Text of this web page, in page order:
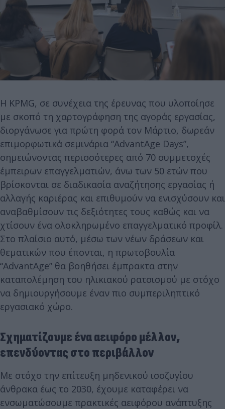
Η KPMG, σε συνέχεια της έρευνας που υλοποίησε
με σκοπό τη χαρτογράφηση της αγοράς εργασίας,
διοργάνωσε για πρώτη φορά τον Μάρτιο, δωρεάν
επιμορφωτικά σεμινάρια “AdvantAge Days”,
σημειώνοντας περισσότερες από 70 συμμετοχές
έμπειρων επαγγελματιών, άνω των 50 ετών που
βρίσκονται σε διαδικασία αναζήτησης εργασίας ή
αλλαγής καριέρας και επιθυμούν να ενισχύσουν και
αναβαθμίσουν τις δεξιότητες τους καθώς και να
χτίσουν ένα ολοκληρωμένο επαγγελματικό προφίλ.
Στο πλαίσιο αυτό, μέσω των νέων δράσεων και
θεματικών που έπονται, η πρωτοβουλία
“AdvantAge” θα βοηθήσει έμπρακτα στην
καταπολέμηση του ηλικιακού ρατσισμού με στόχο
να δημιουργήσουμε έναν πιο συμπεριληπτικό
εργασιακό χώρο.
Σχηματίζουμε ένα αειφόρο μέλλον,
επενδύοντας στο περιβάλλον
Με στόχο την επίτευξη μηδενικού ισοζυγίου
άνθρακα έως το 2030, έχουμε καταφέρει να
ενσωματώσουμε πρακτικές αειφόρου ανάπτυξης